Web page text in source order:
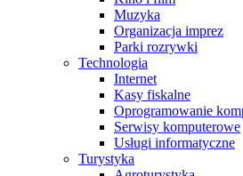
Muzyka
Organizacja imprez
Parki rozrywki
Technologia
Internet
Kasy fiskalne
Oprogramowanie
Serwisy komputerowe
Usługi informatyczne
Turystyka